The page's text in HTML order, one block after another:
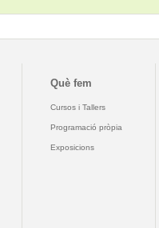
Què fem
Cursos i Tallers
Programació pròpia
Exposicions